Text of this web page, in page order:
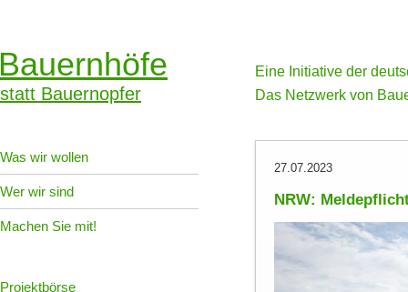
statt Bauernopfer
Eine Initiative der
Das Netzwerk von
Was wir wollen
Wer wir sind
Machen Sie mit!
Projektbörse
27.07.2023
NRW: